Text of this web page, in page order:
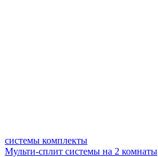
системы комплекты
Мульти-сплит системы на 2 комнаты